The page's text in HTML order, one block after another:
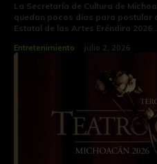
La Secretaría de Cultura de
quedan pocos días para postular
Estatal de las Artes Eréndira
Entretenimiento julio 2, 2026